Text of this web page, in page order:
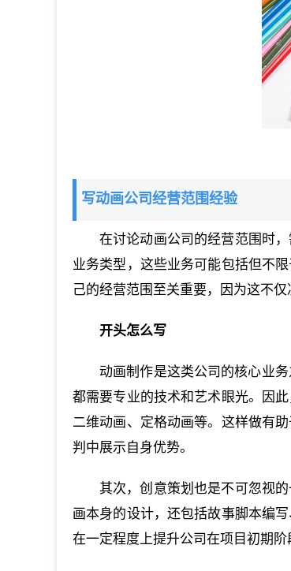
写动画公司经营范围经验
在讨论动画公司的经营范围时
业务类型，这些业务可能包括但不
己的经营范围至关重要，因为这不
开头怎么写
动画制作是这类公司的核心业
都需要专业的技术和艺术眼光。因
二维动画、定格动画等。这样做有
判中展示自身优势。
其次，创意策划也是不可忽视
画本身的设计，还包括故事脚本编
在一定程度上提升公司在项目初期